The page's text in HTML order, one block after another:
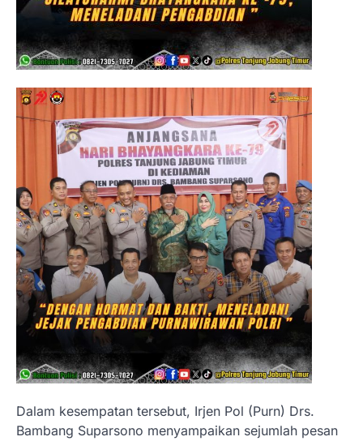
Dalam kesempatan tersebut, Irjen Pol (Purn) Drs.
Bambang Suparsono menyampaikan sejumlah pesan